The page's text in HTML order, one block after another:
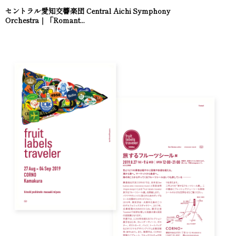
セントラル愛知交響楽団 Central Aichi Symphony
Orchestra｜「Romant...